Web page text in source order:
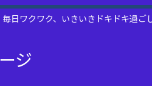
日ワクワク、いきいきドキドキ過ご
ジ